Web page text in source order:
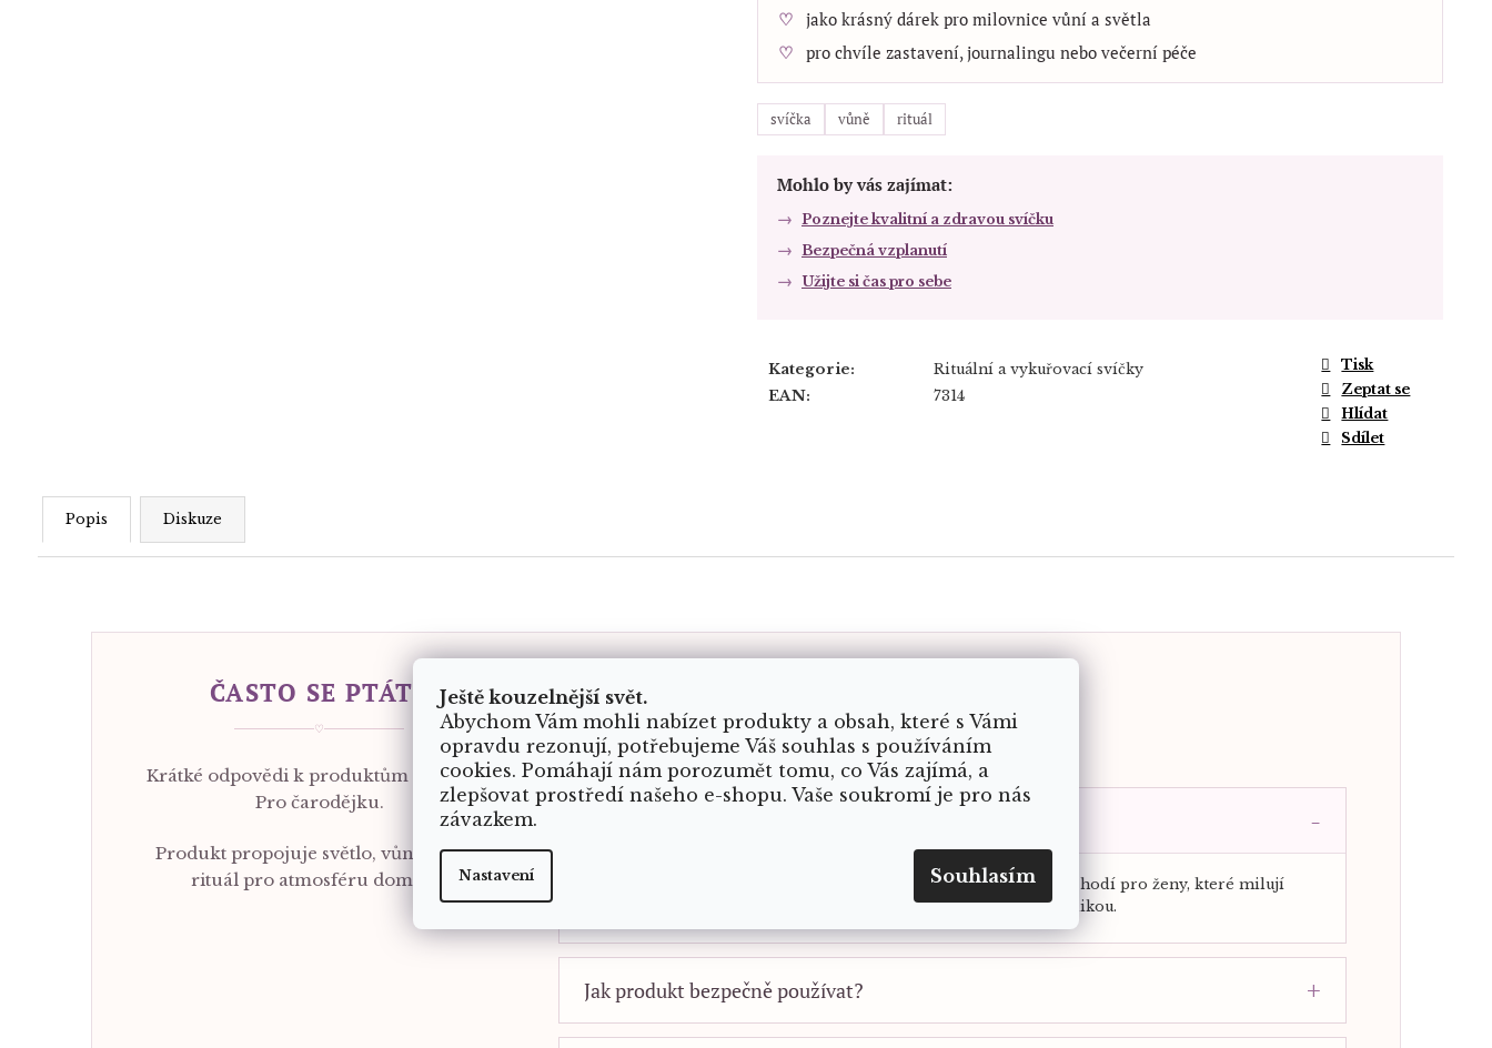
Ještě kouzelnější svět.
Abychom Vám mohli nabízet produkty a obsah, které s Vámi
opravdu rezonují, potřebujeme Váš souhlas s používáním
cookies. Pomáhají nám porozumět tomu, co Vás zajímá, a
zlepšovat prostředí našeho e-shopu. Vaše soukromí je pro nás
závazkem.
Nastavení Souhlasím
jako krásný dárek pro milovnice vůní a světla
pro chvíle zastavení, journalingu nebo večerní péče
svíčka vůně rituál
Mohlo by vás zajímat:
Poznejte kvalitní a zdravou svíčku
Bezpečná vzplanutí
Užijte si čas pro sebe
Kategorie: Rituální a vykuřovací svíčky
EAN: 7314
Tisk
Zeptat se
Hlídat
Sdílet
Popis Diskuze
ČASTO SE PTÁTE
♡
Krátké odpovědi k produktům z kolekce
Pro čarodějku.
Produkt propojuje světlo, vůni a malý
rituál pro atmosféru domova.
FAQ
Praktické odpovědi k produktu Rituální svíčka - Hojnost.
Ano. Produkty z kolekce Pro čarodějku působí osobně a krásně se hodí pro ženy, které milují
rituály, vůně, krystaly, knihy, dekorace nebo věci s jemnou symbolikou.
Jak produkt bezpečně používat?